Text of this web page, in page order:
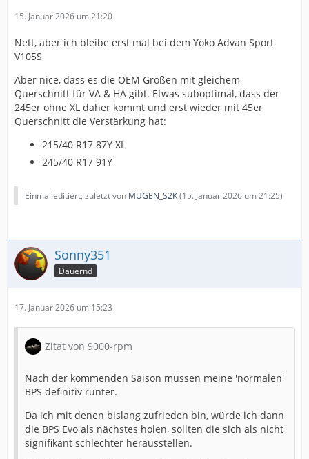
15. Januar 2026 um 21:20
Nett, aber ich bleibe erst mal bei dem Yoko Advan Sport
V105S
Aber nice, dass es die OEM Größen mit gleichem
Querschnitt für VA & HA gibt. Etwas suboptimal, dass der
245er ohne XL daher kommt und erst wieder mit 45er
Querschnitt die Verstärkung hat:
215/40 R17 87Y XL
245/40 R17 91Y
Einmal editiert, zuletzt von MUGEN_S2K(15. Januar 2026 um 21:25)
Sonny351
Dauernd
17. Januar 2026 um 15:23
Zitat von 9000-rpm
Nach der kommenden Saison müssen meine 'normalen'
BPS definitiv runter.
Da ich mit denen bislang zufrieden bin, würde ich dann
die BPS Evo als nächstes holen, sollten die sich als nicht
signifikant schlechter herausstellen.